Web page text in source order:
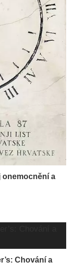
onemocnění a
Chování a